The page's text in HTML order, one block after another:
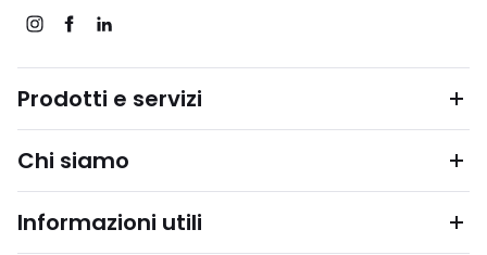
Prodotti e servizi
Chi siamo
Informazioni utili